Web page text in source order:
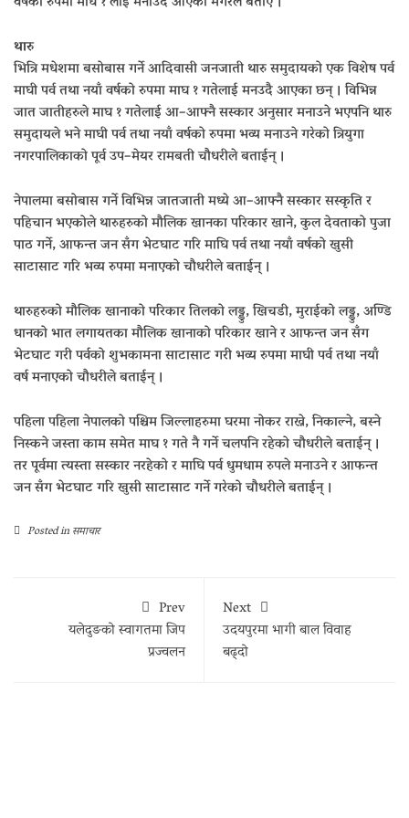
थारु
भित्रि मधेशमा बसोबास गर्ने आदिवासी जनजाती थारु समुदायको एक विशेष पर्व
माघी पर्व तथा नयाँ वर्षको रुपमा माघ १ गतेलाई मनउदै आएका छन् । विभिन्न
जात जातीहरुले माघ १ गतेलाई आ–आफ्नै सस्कार अनुसार मनाउने भएपनि थारु
समुदायले भने माघी पर्व तथा नयाँ वर्षको रुपमा भव्य मनाउने गरेको त्रियुगा
नगरपालिकाको पूर्व उप–मेयर रामबती चौधरीले बताईन् ।
नेपालमा बसोबास गर्ने विभिन्न जातजाती मध्ये आ–आफ्नै सस्कार सस्कृति र
पहिचान भएकोले थारुहरुको मौलिक खानका परिकार खाने, कुल देवताको पुजा
पाठ गर्ने, आफन्त जन सँग भेटघाट गरि माघि पर्व तथा नयाँ वर्षको खुसी
साटासाट गरि भव्य रुपमा मनाएको चौधरीले बताईन् ।
थारुहरुको मौलिक खानाको परिकार तिलको लड्डु, खिचडी, मुराईको लड्डु, अण्डि
धानको भात लगायतका मौलिक खानाको परिकार खाने र आफन्त जन सँग
भेटघाट गरी पर्वको शुभकामना साटासाट गरी भव्य रुपमा माघी पर्व तथा नयाँ
वर्ष मनाएको चौधरीले बताईन् ।
पहिला पहिला नेपालको पश्चिम जिल्लाहरुमा घरमा नोकर राख्ने, निकाल्ने, बस्ने
निस्कने जस्ता काम समेत माघ १ गते नै गर्ने चलपनि रहेको चौधरीले बताईन् ।
तर पूर्वमा त्यस्ता सस्कार नरहेको र माघि पर्व धुमधाम रुपले मनाउने र आफन्त
जन सँग भेटघाट गरि खुसी साटासाट गर्ने गरेको चौधरीले बताईन् ।
Posted inसमाचार
Prev
यलेदुङको स्वागतमा जिप
प्रज्वलन
Next
उदयपुरमा भागी बाल विवाह
बढ्दो